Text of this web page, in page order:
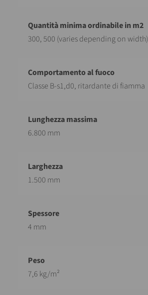
300, 500 (varies depending on width)
Classe B-s1,d0, ritardante di fiamma
6.800 mm
1.500 mm
4 mm
7,6 kg/m²